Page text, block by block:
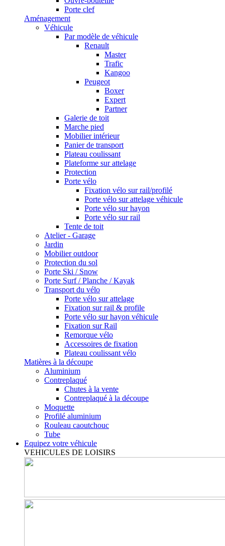
Porte clef
Aménagement
Véhicule
Par modèle de véhicule
Renault
Master
Trafic
Kangoo
Peugeot
Boxer
Expert
Partner
Galerie de toit
Marche pied
Mobilier intérieur
Panier de transport
Plateau coulissant
Plateforme sur attelage
Protection
Porte vélo
Fixation vélo sur rail/profilé
Porte vélo sur attelage véhicule
Porte vélo sur hayon
Porte vélo sur rail
Tente de toit
Atelier - Garage
Jardin
Mobilier outdoor
Protection du sol
Porte Ski / Snow
Porte Surf / Planche / Kayak
Transport du vélo
Porte vélo sur attelage
Fixation sur rail & profile
Porte vélo sur hayon véhicule
Fixation sur Rail
Remorque vélo
Accessoires de fixation
Plateau coulissant vélo
Matières à la découpe
Aluminium
Contreplaqué
Chutes à la vente
Contreplaqué à la découpe
Moquette
Profilé aluminium
Rouleau caoutchouc
Tube
Equipez votre véhicule
VEHICULES DE LOISIRS